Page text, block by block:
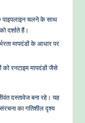
चलने के साथ
दर्शाते हैं।
मापदंडों के आधार पर
को रनटाइम मापदंडों जैसे
दस्तावेज बना रहे। यह
का गतिशील दृश्य